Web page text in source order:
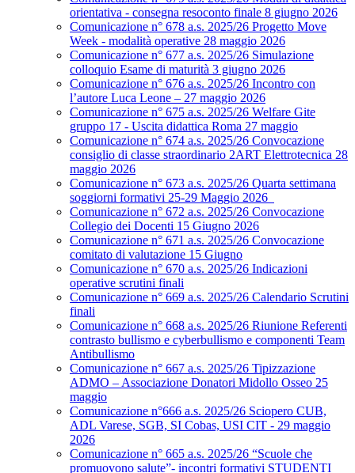
orientativa - consegna resoconto finale 8 giugno 2026
Comunicazione n° 678 a.s. 2025/26 Progetto Move
Week - modalità operative 28 maggio 2026
Comunicazione n° 677 a.s. 2025/26 Simulazione
colloquio Esame di maturità 3 giugno 2026
Comunicazione n° 676 a.s. 2025/26 Incontro con
l’autore Luca Leone – 27 maggio 2026
Comunicazione n° 675 a.s. 2025/26 Welfare Gite
gruppo 17 - Uscita didattica Roma 27 maggio
Comunicazione n° 674 a.s. 2025/26 Convocazione
consiglio di classe straordinario 2ART Elettrotecnica 28
maggio 2026
Comunicazione n° 673 a.s. 2025/26 Quarta settimana
soggiorni formativi 25-29 Maggio 2026
Comunicazione n° 672 a.s. 2025/26 Convocazione
Collegio dei Docenti 15 Giugno 2026
Comunicazione n° 671 a.s. 2025/26 Convocazione
comitato di valutazione 15 Giugno
Comunicazione n° 670 a.s. 2025/26 Indicazioni
operative scrutini finali
Comunicazione n° 669 a.s. 2025/26 Calendario Scrutini
finali
Comunicazione n° 668 a.s. 2025/26 Riunione Referenti
contrasto bullismo e cyberbullismo e componenti Team
Antibullismo
Comunicazione n° 667 a.s. 2025/26 Tipizzazione
ADMO – Associazione Donatori Midollo Osseo 25
maggio
Comunicazione n°666 a.s. 2025/26 Sciopero CUB,
ADL Varese, SGB, SI Cobas, USI CIT - 29 maggio
2026
Comunicazione n° 665 a.s. 2025/26 “Scuole che
promuovono salute”- incontri formativi STUDENTI